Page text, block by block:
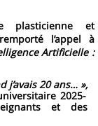
plasticienne et
l’appel à
Artificielle :
j’avais 20 ans… »,
2025-
et des